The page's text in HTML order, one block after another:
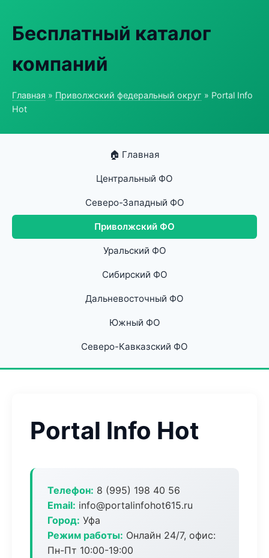
Бесплатный каталог
компаний
Главная » Приволжский федеральный округ » Portal Info
Hot
🏠 Главная
Центральный ФО
Северо-Западный ФО
Приволжский ФО
Уральский ФО
Сибирский ФО
Дальневосточный ФО
Южный ФО
Северо-Кавказский ФО
Portal Info Hot
Телефон: 8 (995) 198 40 56
Email: info@portalinfohot615.ru
Город: Уфа
Режим работы: Онлайн 24/7, офис:
Пн-Пт 10:00-19:00